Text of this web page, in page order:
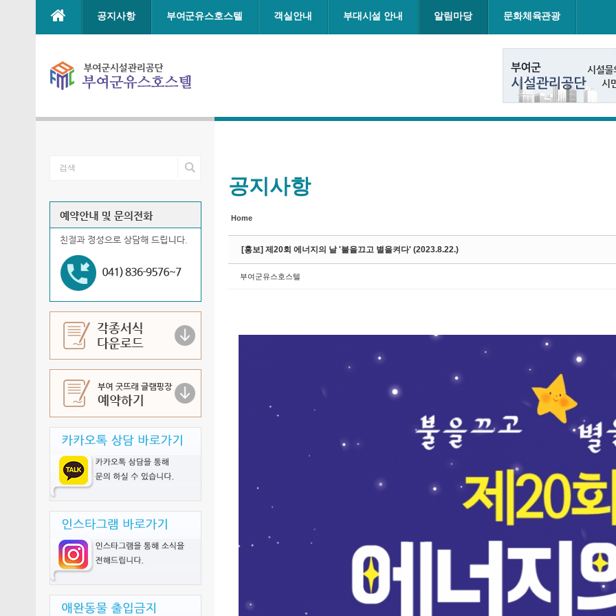
본문으로 바로가기
공지사항 부여군유스호스텔 객실안내 부대시설 안내 알림마당 문화체육관광
공지사항
Home
[홍보] 제20회 에너지의 날 '불을끄고 별을켜다' (2023.8.22.)
부여군유스호스텔